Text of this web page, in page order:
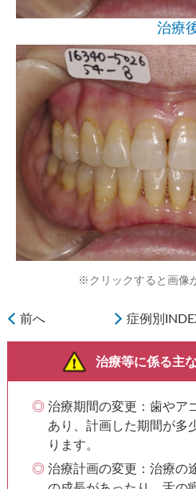
治療
※クリックすると画像
前へ 症例別
治療等に係る主
治療期間の変更：歯やア
あり、計画した期間が多
ります。
治療計画の変更：治療の